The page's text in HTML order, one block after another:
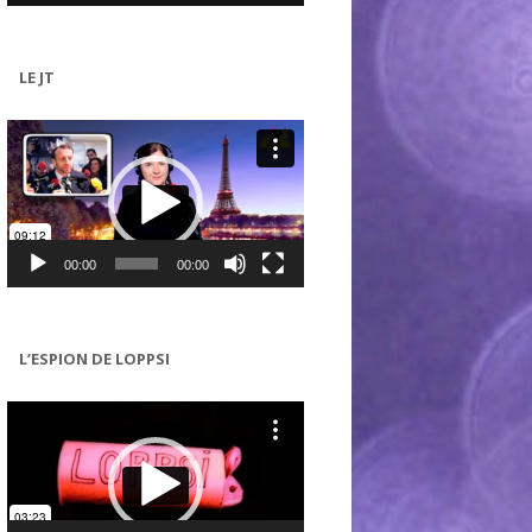
LE JT
Lecteur
vidéo
00:00 00:00
L’ESPION DE LOPPSI
Lecteur